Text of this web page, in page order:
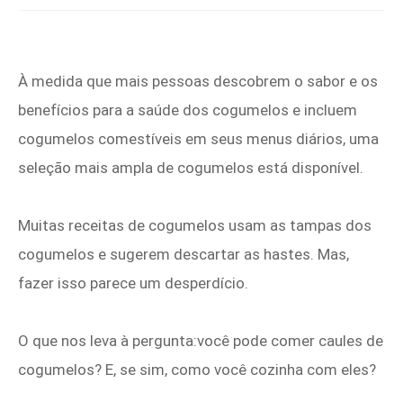
À medida que mais pessoas descobrem o sabor e os
benefícios para a saúde dos cogumelos e incluem
cogumelos comestíveis em seus menus diários, uma
seleção mais ampla de cogumelos está disponível.
Muitas receitas de cogumelos usam as tampas dos
cogumelos e sugerem descartar as hastes. Mas,
fazer isso parece um desperdício.
O que nos leva à pergunta:você pode comer caules de
cogumelos? E, se sim, como você cozinha com eles?